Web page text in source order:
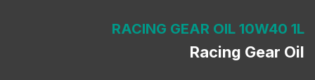
RACING GEAR OIL 10W40 1L
Racing Gear Oil